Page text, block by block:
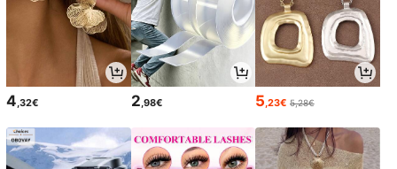
4,32€ 2,98€ 5,23€ 5,28€